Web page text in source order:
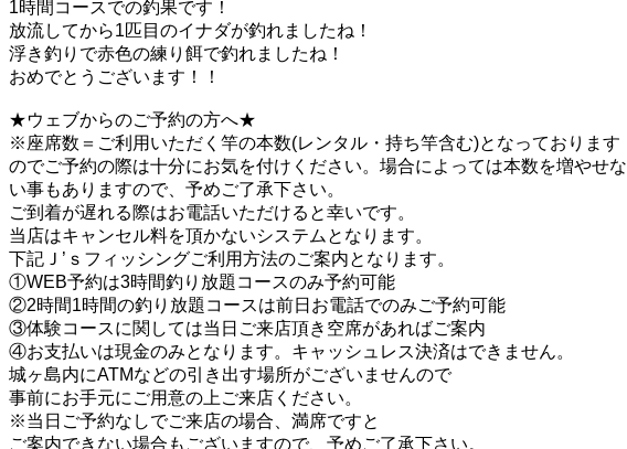
1時間コースでの釣果です！
放流してから1匹目のイナダが釣れましたね！
浮き釣りで赤色の練り餌で釣れましたね！
おめでとうございます！！
★ウェブからのご予約の方へ★
※座席数＝ご利用いただく竿の本数(レンタル・持ち竿含む)となっております
のでご予約の際は十分にお気を付けください。場合によっては本数を増やせな
い事もありますので、予めご了承下さい。
ご到着が遅れる際はお電話いただけると幸いです。
当店はキャンセル料を頂かないシステムとなります。
下記Ｊ’ｓフィッシングご利用方法のご案内となります。
①WEB予約は3時間釣り放題コースのみ予約可能
②2時間1時間の釣り放題コースは前日お電話でのみご予約可能
③体験コースに関しては当日ご来店頂き空席があればご案内
④お支払いは現金のみとなります。キャッシュレス決済はできません。
城ヶ島内にATMなどの引き出す場所がございませんので
事前にお手元にご用意の上ご来店ください。
※当日ご予約なしでご来店の場合、満席ですと
ご案内できない場合もございますので、予めご了承下さい。